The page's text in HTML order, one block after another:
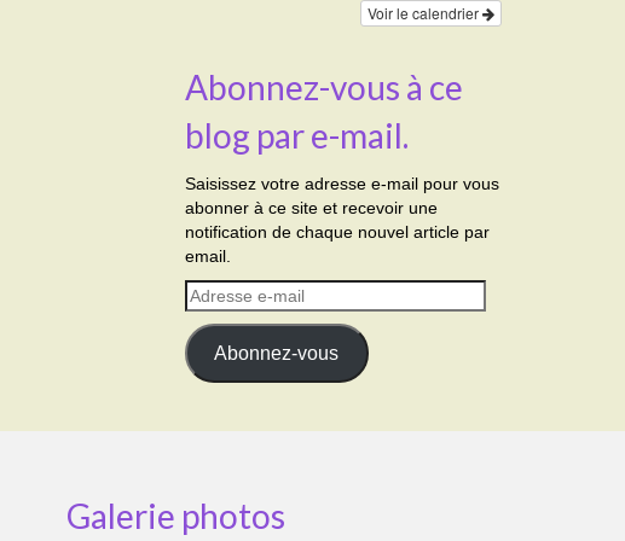
Voir le calendrier
Abonnez-vous à ce
blog par e-mail.
Saisissez votre adresse e-mail pour vous
abonner à ce site et recevoir une
notification de chaque nouvel article par
email.
Adresse
e-
mail
Abonnez-vous
Galerie photos